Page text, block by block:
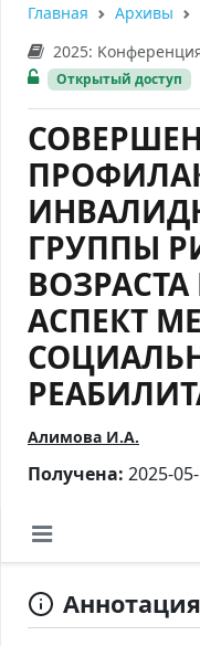
Главная Архивы
2025:
Открытый доступ
ГРУППЫ
АСПЕКТ
Алимова И.А.
Получена: 2025-
Аннотация